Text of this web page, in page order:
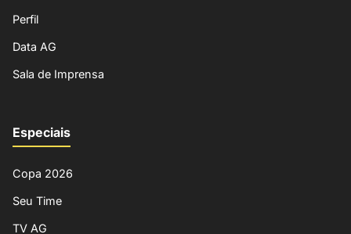
Perfil
Data AG
Sala de Imprensa
Especiais
Copa 2026
Seu Time
TV AG